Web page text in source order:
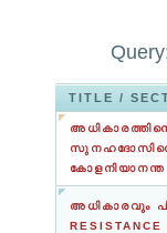
TITLE /
അധികാരവും